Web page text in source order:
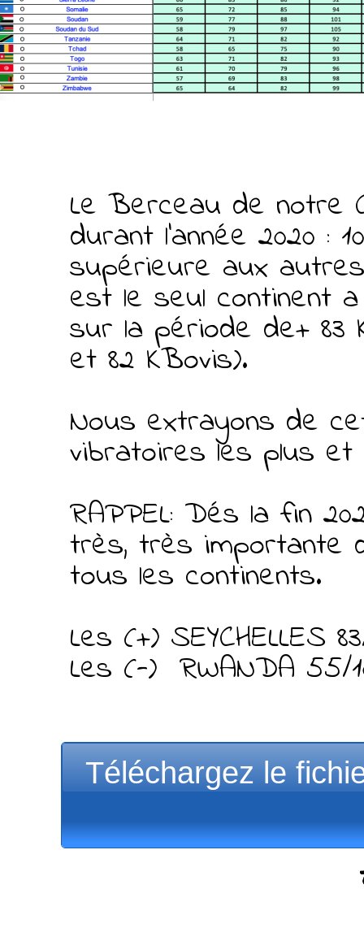
Le Berceau de notre
durant l’année 2020 :
supérieure aux
est le seul continent
sur la période de+ 83
et 82 KBovis).
Nous extrayons de
vibratoires les plus et
RAPPEL: Dés la fin
très, très importante
tous les continents.
Les (+) SEYCHELLES
Les (-) RWANDA
Téléchargez le